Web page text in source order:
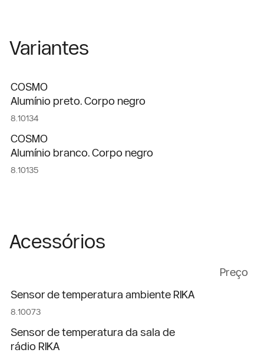
Variantes
COSMO
Alumínio preto. Corpo negro
8.10134
COSMO
Alumínio branco. Corpo negro
8.10135
Acessórios
Preço
Sensor de temperatura ambiente RIKA
8.10073
Sensor de temperatura da sala de
rádio RIKA